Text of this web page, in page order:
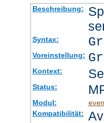
Beschreibung:
Syntax:
Voreinstellung:
Kontext:
Status:
Modul:
Kompatibilität: